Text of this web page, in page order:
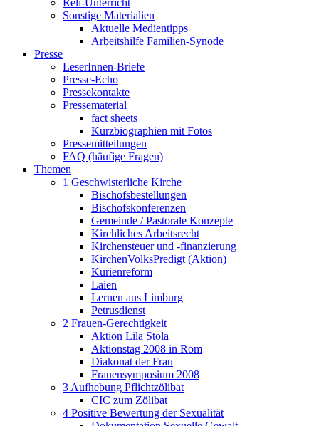
Reli-Unterricht
Sonstige Materialien
Aktuelle Medientipps
Arbeitshilfe Familien-Synode
Presse
LeserInnen-Briefe
Presse-Echo
Pressekontakte
Pressematerial
fact sheets
Kurzbiographien mit Fotos
Pressemitteilungen
FAQ (häufige Fragen)
Themen
1 Geschwisterliche Kirche
Bischofsbestellungen
Bischofskonferenzen
Gemeinde / Pastorale Konzepte
Kirchliches Arbeitsrecht
Kirchensteuer und -finanzierung
KirchenVolksPredigt (Aktion)
Kurienreform
Laien
Lernen aus Limburg
Petrusdienst
2 Frauen-Gerechtigkeit
Aktion Lila Stola
Aktionstag 2008 in Rom
Diakonat der Frau
Frauensymposium 2008
3 Aufhebung Pflichtzölibat
CIC zum Zölibat
4 Positive Bewertung der Sexualität